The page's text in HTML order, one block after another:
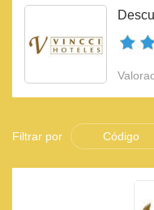
Filtrar por Código